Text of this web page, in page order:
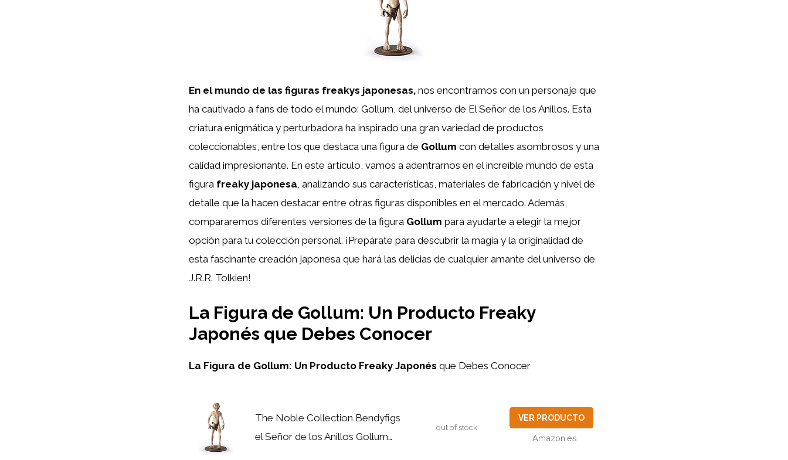
En el mundo de las figuras freakys japonesas, nos encontramos con un personaje que
ha cautivado a fans de todo el mundo: Gollum, del universo de El Señor de los Anillos. Esta
criatura enigmática y perturbadora ha inspirado una gran variedad de productos
coleccionables, entre los que destaca una figura de Gollum con detalles asombrosos y una
calidad impresionante. En este artículo, vamos a adentrarnos en el increíble mundo de esta
figura freaky japonesa, analizando sus características, materiales de fabricación y nivel de
detalle que la hacen destacar entre otras figuras disponibles en el mercado. Además,
compararemos diferentes versiones de la figura Gollum para ayudarte a elegir la mejor
opción para tu colección personal. ¡Prepárate para descubrir la magia y la originalidad de
esta fascinante creación japonesa que hará las delicias de cualquier amante del universo de
J.R.R. Tolkien!
La Figura de Gollum: Un Producto Freaky
Japonés que Debes Conocer
La Figura de Gollum: Un Producto Freaky Japonés que Debes Conocer
The Noble Collection Bendyfigs
el Señor de los Anillos Gollum…
out of stock
VER PRODUCTO
Amazon.es